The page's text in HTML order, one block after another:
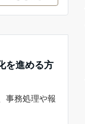
を進める方
事務処理や報